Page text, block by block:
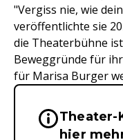
"Vergiss nie, wie
veröffentlichte sie
die Theaterbühne
Beweggründe für
für Marisa Burger
Wichtige
Theater-
hier